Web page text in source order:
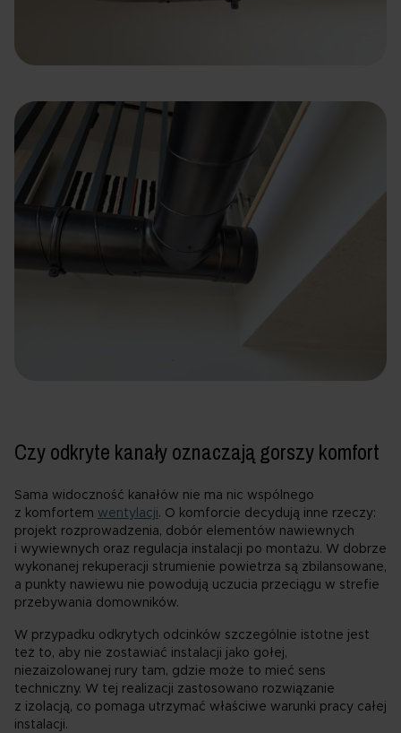
Czy odkryte kanały oznaczają gorszy komfort
Sama widoczność kanałów nie ma nic wspólnego
z komfortem wentylacji. O komforcie decydują inne rzeczy:
projekt rozprowadzenia, dobór elementów nawiewnych
i wywiewnych oraz regulacja instalacji po montażu. W dobrze
wykonanej rekuperacji strumienie powietrza są zbilansowane,
a punkty nawiewu nie powodują uczucia przeciągu w strefie
przebywania domowników.
W przypadku odkrytych odcinków szczególnie istotne jest
też to, aby nie zostawiać instalacji jako gołej,
niezaizolowanej rury tam, gdzie może to mieć sens
techniczny. W tej realizacji zastosowano rozwiązanie
z izolacją, co pomaga utrzymać właściwe warunki pracy całej
instalacji.